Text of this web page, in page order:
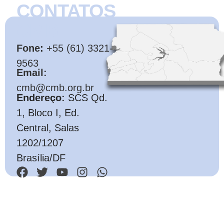
CONTATOS
Fone: +55 (61) 3321-
9563
Email:
cmb@cmb.org.br
Endereço: SCS Qd.
1, Bloco I, Ed.
Central, Salas
1202/1207
Brasília/DF